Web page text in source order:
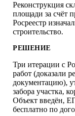
Реконструкция
площади за счёт
Росреестр
строительство.
РЕШЕНИЕ
Три итерации с
работ (доказали
документацию),
забора участка,
Объект введён,
бесплатно по